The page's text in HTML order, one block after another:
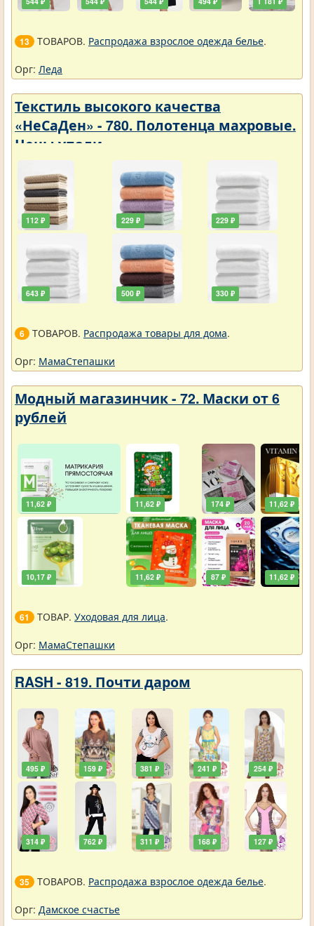
13 ТОВАРОВ. Распродажа взрослое одежда белье.
Орг: Леда
Текстиль высокого качества
«НеСаДен» - 780. Полотенца махровые.
Цены упали
112 ₽
643 ₽
229 ₽
500 ₽
229 ₽
330 ₽
6 ТОВАРОВ. Распродажа товары для дома.
Орг: МамаСтепашки
Модный магазинчик - 72. Маски от 6
рублей
11,62 ₽
10,17 ₽
11,62 ₽
11,62 ₽
174 ₽
87 ₽
11,62 ₽
11,62 ₽
61 ТОВАР. Уходовая для лица.
Орг: МамаСтепашки
RASH - 819. Почти даром
495 ₽
314 ₽
159 ₽
762 ₽
381 ₽
311 ₽
241 ₽
168 ₽
254 ₽
127 ₽
35 ТОВАРОВ. Распродажа взрослое одежда белье.
Орг: Дамское счастье